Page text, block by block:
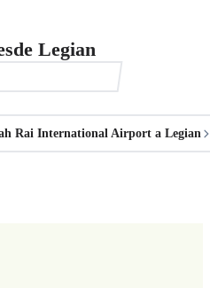
Legian
Rai International Airport a Legian